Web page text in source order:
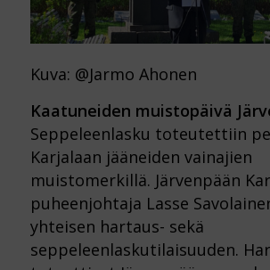
Kuva: @Jarmo Ahonen
Kaatuneiden muistopäivä
Seppeleenlasku toteutettiin
Karjalaan jääneiden vainajien
muistomerkillä. Järvenpään
puheenjohtaja Lasse
yhteisen hartaus- sekä
seppeleenlaskutilaisuuden.